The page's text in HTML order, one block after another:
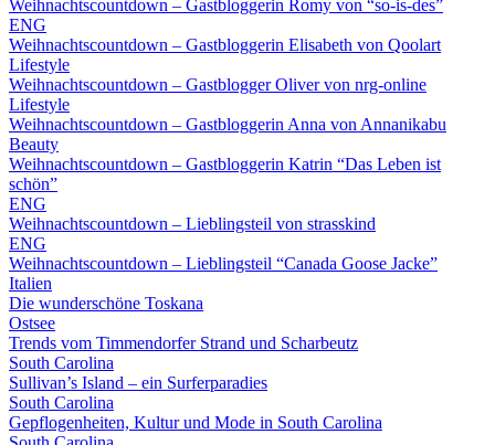
Weihnachtscountdown – Gastbloggerin Romy von “so-is-des”
ENG
Weihnachtscountdown – Gastbloggerin Elisabeth von Qoolart
Lifestyle
Weihnachtscountdown – Gastblogger Oliver von nrg-online
Lifestyle
Weihnachtscountdown – Gastbloggerin Anna von Annanikabu
Beauty
Weihnachtscountdown – Gastbloggerin Katrin “Das Leben ist
schön”
ENG
Weihnachtscountdown – Lieblingsteil von strasskind
ENG
Weihnachtscountdown – Lieblingsteil “Canada Goose Jacke”
Italien
Die wunderschöne Toskana
Ostsee
Trends vom Timmendorfer Strand und Scharbeutz
South Carolina
Sullivan’s Island – ein Surferparadies
South Carolina
Gepflogenheiten, Kultur und Mode in South Carolina